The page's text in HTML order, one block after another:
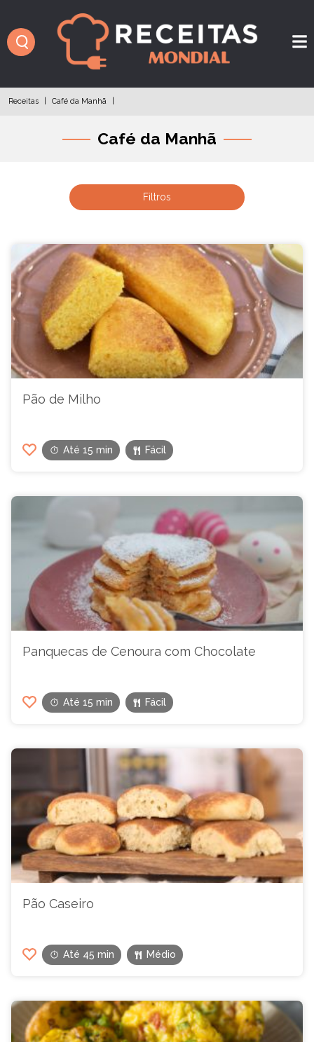
Receitas Café da Manhã
Café da Manhã
Filtros
Pão de Milho
Até 15 min Fácil
Panquecas de Cenoura com Chocolate
Até 15 min Fácil
Pão Caseiro
Até 45 min Médio